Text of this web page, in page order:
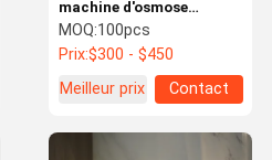
machine d'osmose
d'inversion du filtre à eau
6000L d'évier pour la
maison
MOQ:100pcs
Prix:$300 - $450
Meilleur prix
Contact